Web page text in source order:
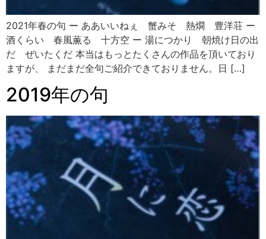
2021年春の句 ー ああいいねぇ 蟹みそ 熱燗 豊洋荘 ー
酒くらい 春風薫る 十方空 ー 湯につかり 朝焼け日の出
だ ぜいたくだ 本当はもっとたくさんの作品を頂いており
ますが、 まだまだ全句ご紹介できておりません。日 […]
2019年の句